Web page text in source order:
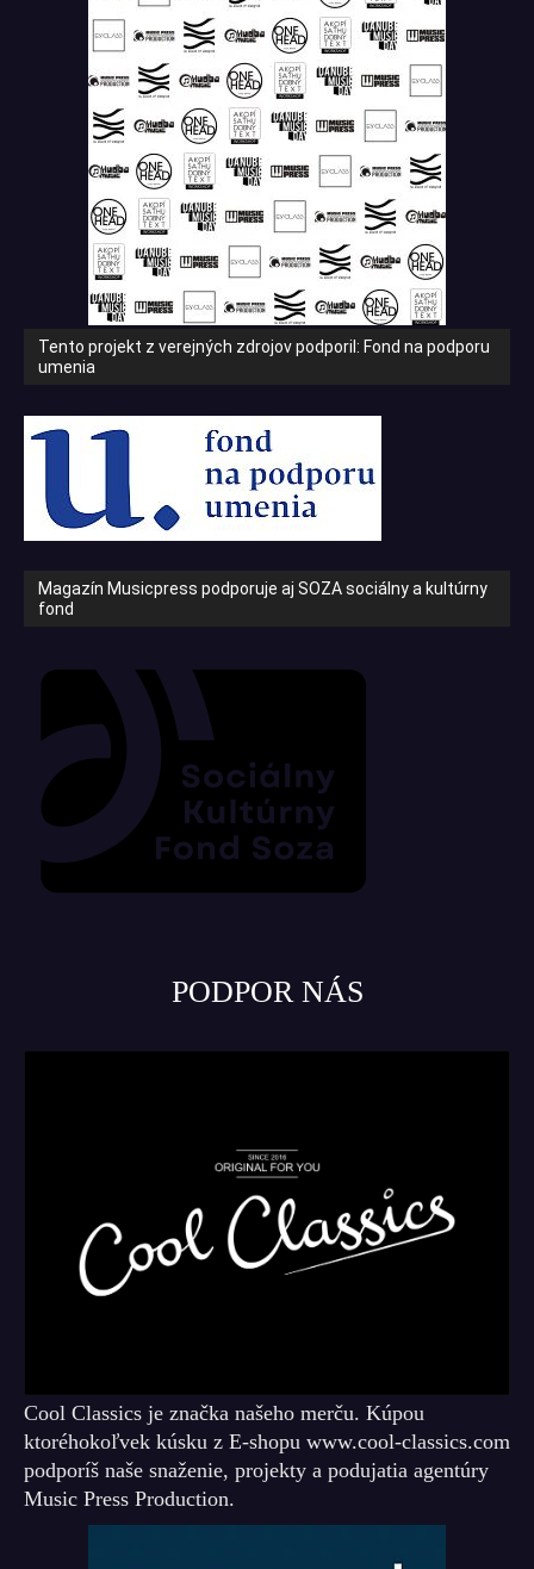
Tento projekt z verejných zdrojov podporil: Fond na podporu
umenia
Magazín Musicpress podporuje aj SOZA sociálny a kultúrny
fond
PODPOR NÁS
Cool Classics je značka našeho merču. Kúpou
ktoréhokoľvek kúsku z E-shopu www.cool-classics.com
podporíš naše snaženie, projekty a podujatia agentúry
Music Press Production.